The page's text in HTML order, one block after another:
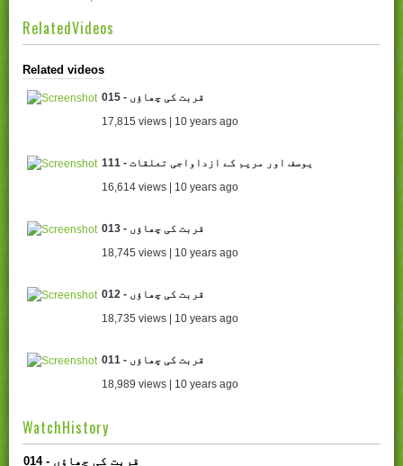
RelatedVideos
Related videos
015 - قربت کی چھاؤں
17,815 views | 10 years ago
111 - یوسف اور مریم کے ازداواجی تعلقات
16,614 views | 10 years ago
013 - قربت کی چھاؤں
18,745 views | 10 years ago
012 - قربت کی چھاؤں
18,735 views | 10 years ago
011 - قربت کی چھاؤں
18,989 views | 10 years ago
WatchHistory
014 - قربت کی چھاؤں